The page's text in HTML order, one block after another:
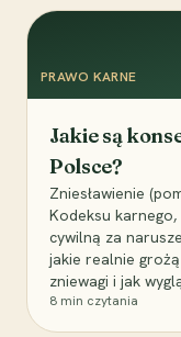
PRAWO KARNE
Jakie są
Polsce?
Zniesławienie
Kodeksu
cywilną za
jakie realnie
zniewagi i jak
8 min czytania